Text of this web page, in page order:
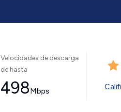
Velocidades de descarga
de hasta
498Mbps